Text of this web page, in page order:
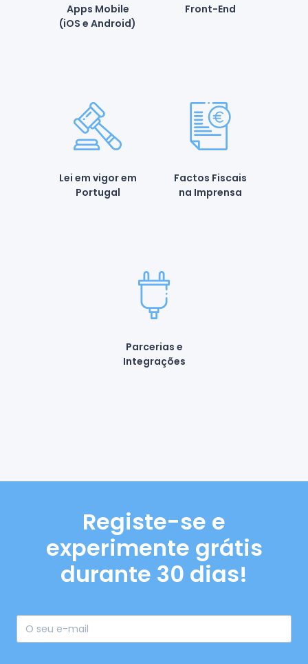
Apps Mobile
(iOS e Android)
Front-End
Lei em vigor em
Portugal
Factos Fiscais
na Imprensa
Parcerias e
Integrações
Registe-se e
experimente grátis
durante 30 dias!